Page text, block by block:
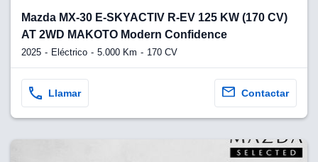
Mazda MX-30 E-SKYACTIV R-EV 125 KW (170 CV)
AT 2WD MAKOTO Modern Confidence
2025 Eléctrico 5.000 Km 170 CV
Llamar Contactar